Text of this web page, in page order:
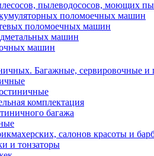
пылеводососов, моющих
поломоечных машин
поломоечных машин
машин
машин
Багажные, сервировочные и
комплектация
багажа
салонов красоты и
и тонзаторы